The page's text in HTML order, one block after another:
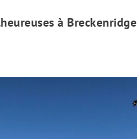
à Breckenridge